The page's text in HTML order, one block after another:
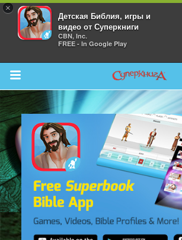
×
Детская Библия, игры и
видео от Суперкниги
CBN, Inc.
FREE - In Google Play
Return to Content